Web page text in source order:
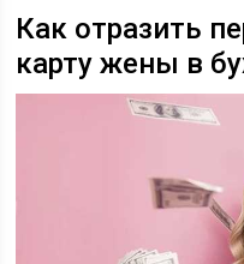
Как отразить
карту жены в